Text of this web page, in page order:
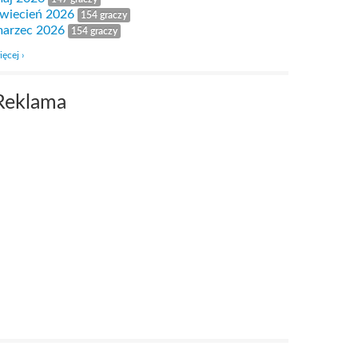
2026 154 graczy
2026 154 graczy
›